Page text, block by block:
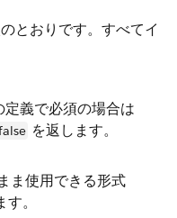
とおりです。すべてイ
義で必須の場合は
を返します。
ま使用できる形式
。